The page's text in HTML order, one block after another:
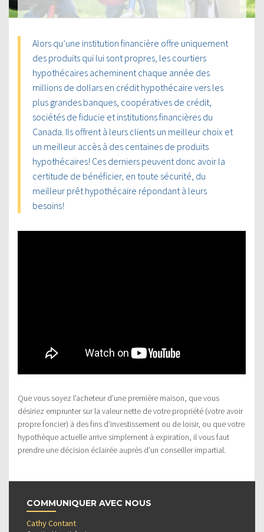
Alors qu’une institution financière offre uniquement
des produits qui lui sont propres, les courtiers
hypothécaires acheminent chaque année des
millions de dollars en crédit hypothécaire vers les
plus grandes banques, coopératives de crédit,
sociétés de fiducie et institutions financières du
Canada. Ils offrent à leurs clients un meilleur choix et
un meilleur accès à des centaines de produits
hypothécaires! Ces derniers peuvent donc avoir la
certitude de bénéficier, en toute sécurité, du
meilleur prêt hypothécaire répondant à leurs
besoins!
Que vous soyez l’acheteur d’une première maison, que vous
désiriez emprunter sur la valeur nette de votre propriété (votre avoir
propre foncier) à des fins d’investissement ou de loisir, ou que votre
hypothèque actuelle arrive simplement à expiration, il vous faut
prendre une décision éclairée auprès d’un conseiller impartial.
COMMUNIQUER AVEC NOUS
Cathy Contant